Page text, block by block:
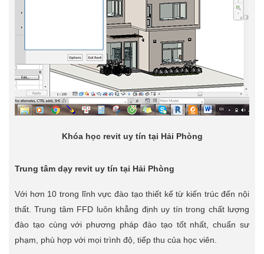
Khóa học revit uy tín tại Hải Phòng
Trung tâm dạy revit uy tín tại Hải Phòng
Với hơn 10 trong lĩnh vực đào tạo thiết kế từ kiến trúc đến nội
thất. Trung tâm FFD luôn khẳng định uy tín trong chất lượng
đào tạo cùng với phương pháp đào tạo tốt nhất, chuẩn sư
phạm, phù hợp với mọi trình độ, tiếp thu của học viên.